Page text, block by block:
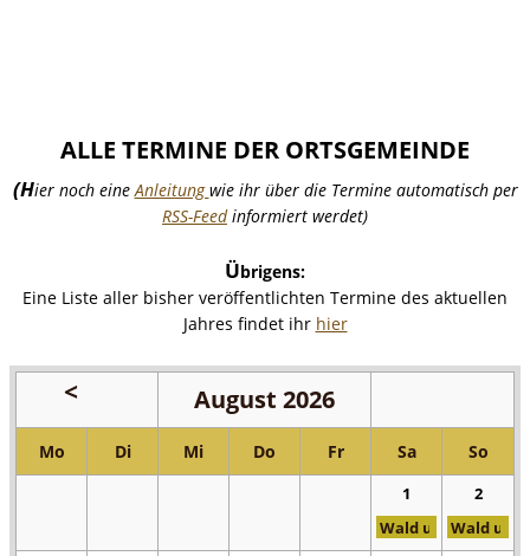
ALLE TERMINE DER ORTSGEMEINDE
(Hier noch eine Anleitungwie ihr über die Termine automatisch per
RSS-Feedinformiert werdet)
Übrigens:
Eine Liste aller bisher veröffentlichten Termine des aktuellen
Jahres findet ihr hier
Juli
2026
August 2026
Mo Di Mi Do Fr Sa So
1
Wald und
2
Wald und